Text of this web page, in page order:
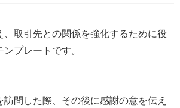
取引先との関係を強化するために役
プレートです。
問した際、その後に感謝の意を伝え